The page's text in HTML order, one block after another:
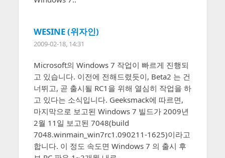
WESINE (위자인)
2009-02-18, 14:31
Microsoft의 Windows 7 작업이 빠르게 진행되
고 있습니다. 이전에 전해드렸듯이, Beta2 는 건
너뛰고, 곧 출시될 RC1을 위해 열심히 작업을 하
고 있다는 소식입니다. Geeksmack에 따르면,
마지막으로 보고된 Windows 7 빌드가 2009년
2월 11일 보고된 7048(build
7048.winmain_win7rc1.090211-1625)이라고
합니다. 이 정도 속도면 Windows 7 의 출시 후